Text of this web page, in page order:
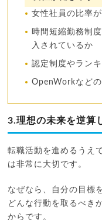
女性社員の比率
時間短縮勤務制
入されているか
認定制度やラン
OpenWorkなど
3.理想の未来を逆算
転職活動を進めるうえ
は非常に大切です。
なぜなら、自分の目標
どんな行動を取るべき
からです。